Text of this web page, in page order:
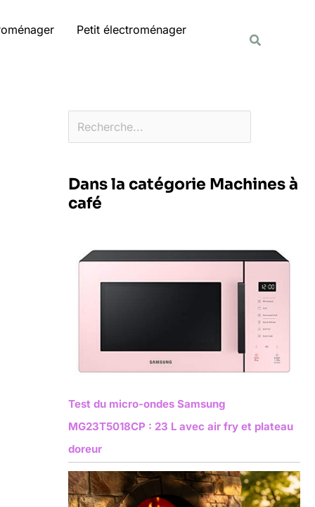
Petit électroménager
Dans la catégorie Machines à
café
Test du micro-ondes Samsung
MG23T5018CP : 23 L avec air fry et plateau
doreur